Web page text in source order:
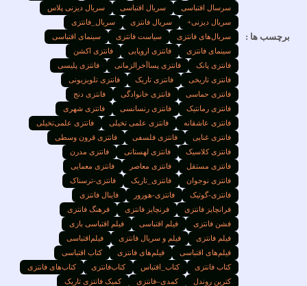
ها :
سرسال اقتباسی
سریال اقتباسی
سریال دیزنی پلاس
سریال دیزنی+
سریال فانتزی
سریال_فانتزی
سریال‌های فانتزی
سیاست فانتزی
سینمای اقتباسی
سینمای فانتزی
فانتزی اروپایی
فانتزی اکشن
فانتزی پانک
فانتزی پساآخرالزمانی
فانتزی پلیسی
فانتزی تاریخی
فانتزی تاریک
فانتزی تلویزیونی
فانتزی حماسی
فانتزی خانوادگی
فانتزی دنج
فانتزی رمانتیک
فانتزی رنسانسی
فانتزی شهری
فانتزی عاشقانه
فانتزی علمی تخیلی
فانتزی علمی‌تخیلی
فانتزی غنایی
فانتزی فلسفی
فانتزی قرون وسطی
فانتزی کلاسیک
فانتزی لهستانی
فانتزی مدرن
فانتزی مستقل
فانتزی معاصر
فانتزی معمایی
فانتزی نوجوان
فانتزی_تاریک
فانتزی-ترسناک
فانتزی-گوتیک
فانتزی-هورور
فاینال فانتزی
فرانچایز فانتزی
فرنچایز فانتزی
فرهنگ فانتزی
فشن فانتزی
فیلم اقتباسی
فیلم اقتباسی بازی
فیلم فانتزی
فیلم و سریال فانتزی
فیلم‌اقتباسی
فیلم‌های اقتباسی
فیلم‌های فانتزی
کتاب اقتباسی
کتاب فانتزی
کتاب_اقتباس کتاب‌فانتزی
کتاب‌های فانتزی
کترین روندل
کمدی–فانتزی
کمیک فانتزی تاریک